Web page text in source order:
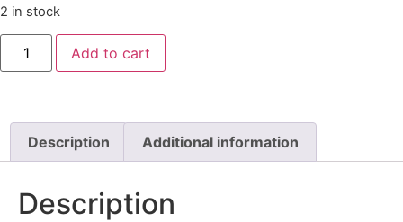
2 in stock
Add to cart
Description Additional information
Description